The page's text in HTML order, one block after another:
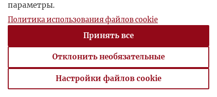
параметры.
Политика использования файлов cookie
Принять все
Отклонить необязательные
Настройки файлов cookie
Настройки файлов cookie